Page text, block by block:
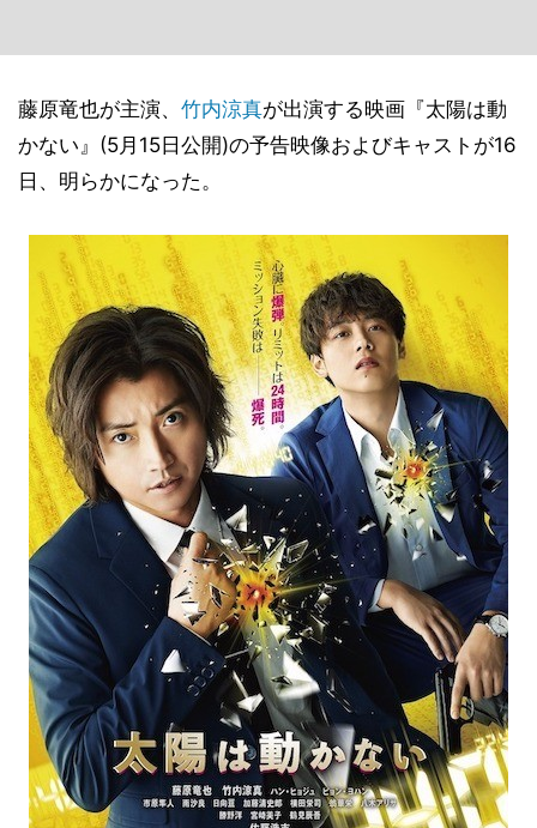
藤原竜也が主演、 竹内涼真が出演する映画『太陽は動
かない』(5月15日公開)の予告映像およびキャストが16
日、明らかになった。